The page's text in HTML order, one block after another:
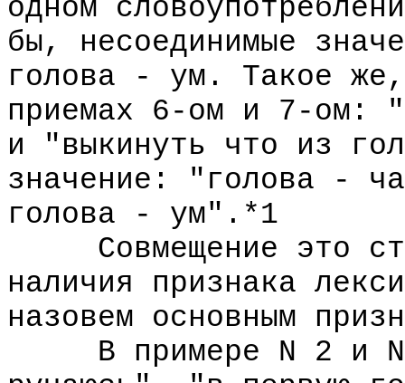
одном
бы, несоединимые
голова - ум. Такое же,
приемах 6-ом и 7-ом:
и "выкинуть что из
значение: "голова -
голова - ум".*1
Совмещение это
наличия признака
назовем основным
В примере N 2 и N